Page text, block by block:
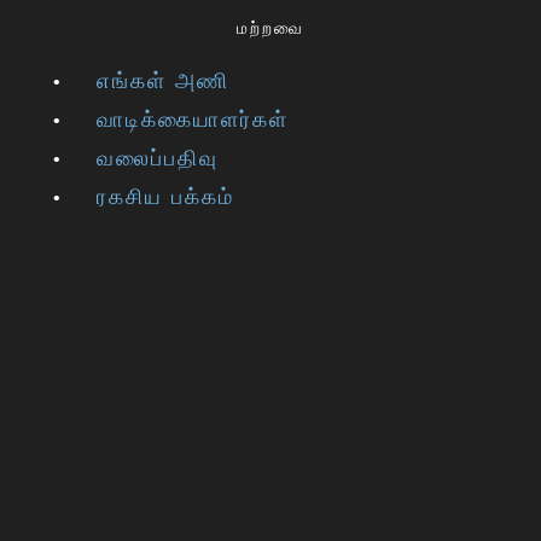
மற்றவை
எங்கள் அணி
வாடிக்கையாளர்கள்
வலைப்பதிவு
ரகசிய பக்கம்